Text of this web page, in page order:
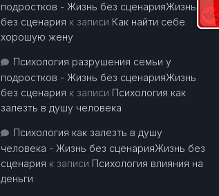
подростков - Жизнь без сценарияЖизнь
без сценария к записи Как найти себе
хорошую жену
Психология разрушения семьи у
подростков - Жизнь без сценарияЖизнь
без сценария к записи Психология как
залезть в душу человека
Психология как залезть в душу
человека - Жизнь без сценарияЖизнь без
сценария к записи Психология влияния на
деньги